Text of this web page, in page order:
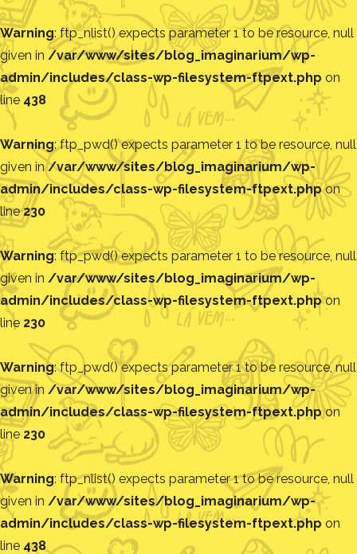
Warning: ftp_nlist() expects parameter 1 to be resource, null
given in /var/www/sites/blog_imaginarium/wp-
admin/includes/class-wp-filesystem-ftpext.php on
line 438
Warning: ftp_pwd() expects parameter 1 to be resource, null
given in/var/www/sites/blog_imaginarium/wp-
admin/includes/class-wp-filesystem-ftpext.phpon
line230
Warning: ftp_pwd() expects parameter 1 to be resource, null
given in /var/www/sites/blog_imaginarium/wp-
admin/includes/class-wp-filesystem-ftpext.phpon
line 230
Warning: ftp_pwd() expects parameter 1 to be resource, null
given in /var/www/sites/blog_imaginarium/wp-
admin/includes/class-wp-filesystem-ftpext.phpon
line 230
Warning: ftp_nlist() expects parameter 1 to be resource, null
given in /var/www/sites/blog_imaginarium/wp-
admin/includes/class-wp-filesystem-ftpext.php on
line 438